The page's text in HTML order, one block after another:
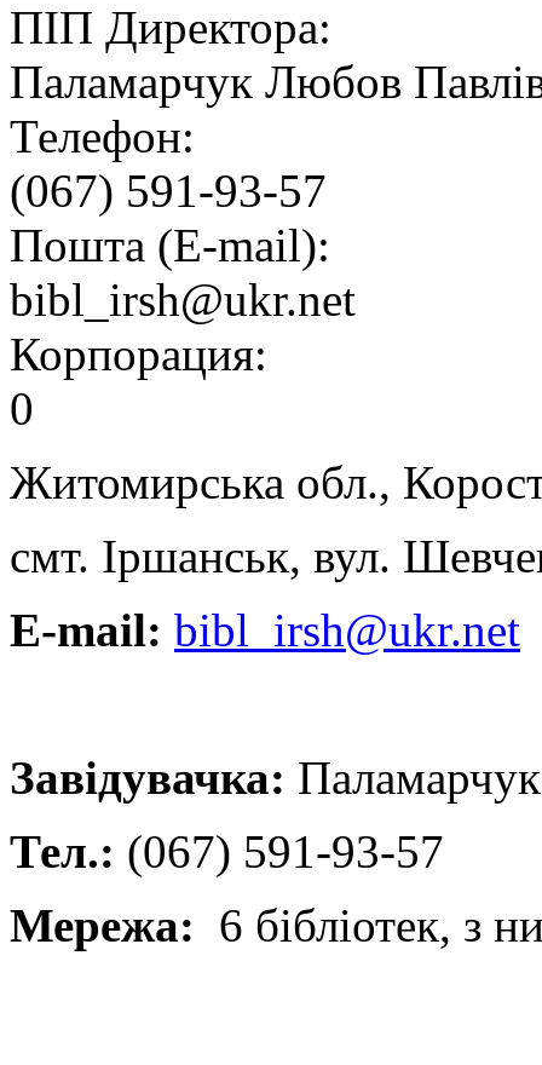
ПІП Директора:
Паламарчук Любов
Телефон:
(067) 591-93-57
Пошта (E-mail):
bibl_irsh@ukr.net
Корпорация:
0
Житомирська обл.,
смт. Іршанськ, вул.
E-mail: bibl_irsh@ukr.net
Завідувачка:
Тел.: (067) 591-93-57
Мережа: 6 бібліотек, з